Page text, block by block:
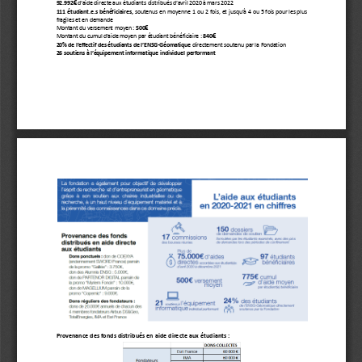
92.992€ d’aide directe aux étudiants distribués d’avril 2020 à mars 2022
111 étudiant.e.s bénéficiaires, soutenus en moyenne 1 ou 2 fois, et jusqu’à 4 ou 5fois pour les plus
fragiles et en demande
Montant du versement moyen : 500€
Montant du cumul d’aide moyen par étudiant bénéficiaire :840€
20% de l’effectif des étudiants de l’ENSG-Géomatique directement soutenu par la Fondation
26 soutiens à l’équipement informatique individuel performant
Provenance des fonds distribués en aide directe aux étudiants :